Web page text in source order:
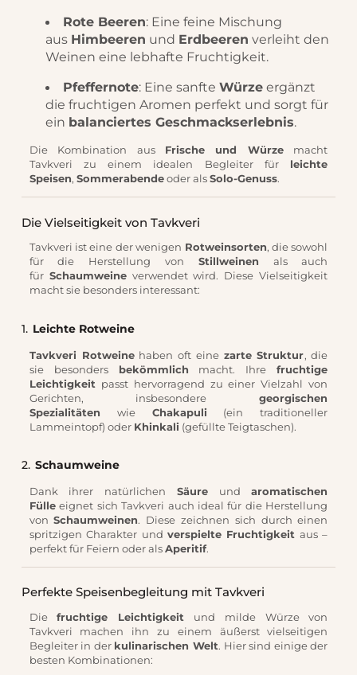
Rote Beeren: Eine feine Mischung
aus Himbeeren und Erdbeeren verleiht den
Weinen eine lebhafte Fruchtigkeit.
Pfeffernote: Eine sanfte Würze ergänzt
die fruchtigen Aromen perfekt und sorgt für
ein balanciertes Geschmackserlebnis.
Die Kombination aus Frische und Würze
macht
Tavkveri zu einem idealen Begleiter für
leichte
Speisen, Sommerabende oder als Solo-Genuss.
Die Vielseitigkeit von Tavkveri
Tavkveri ist eine der wenigen Rotweinsorten, die sowohl
für die Herstellung von
Stillweinen
als auch
für Schaumweine verwendet wird. Diese Vielseitigkeit
macht sie besonders interessant:
1. Leichte Rotweine
Tavkveri Rotweine haben oft eine zarte Struktur, die
sie besonders
bekömmlich macht. Ihre
fruchtige
Leichtigkeit passt hervorragend zu einer Vielzahl von
Gerichten, insbesondere
georgischen
Spezialitäten
wie Chakapuli
(ein traditioneller
Lammeintopf) oder Khinkali (gefüllte Teigtaschen).
2. Schaumweine
Dank ihrer natürlichen Säure und
aromatischen
Fülle eignet sich Tavkveri auch ideal für die Herstellung
von Schaumweinen. Diese zeichnen sich durch einen
spritzigen Charakter und verspielte Fruchtigkeit aus –
perfekt für Feiern oder als Aperitif.
Perfekte Speisenbegleitung mit Tavkveri
Die fruchtige Leichtigkeit
und milde Würze von
Tavkveri machen ihn zu einem äußerst vielseitigen
Begleiter in der kulinarischen Welt. Hier sind einige der
besten Kombinationen: